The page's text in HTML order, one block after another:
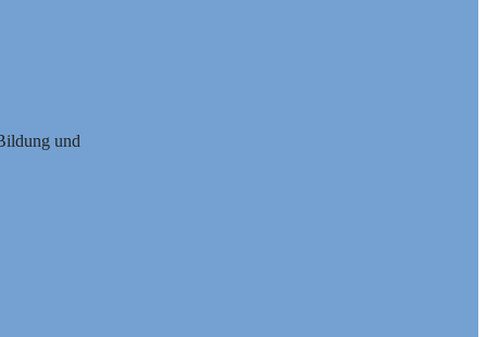
und